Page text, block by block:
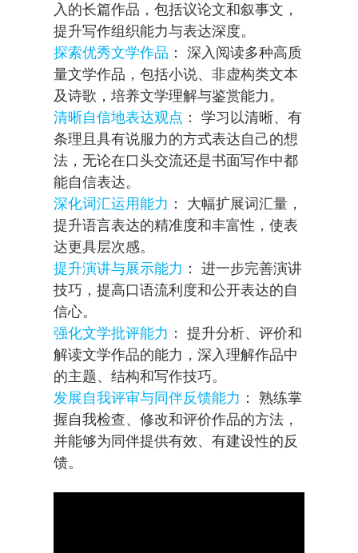
入的长篇作品，包括议论文和叙事文，
提升写作组织能力与表达深度。
探索优秀文学作品 ： 深入阅读多种高质
量文学作品，包括小说、非虚构类文本
及诗歌，培养文学理解与鉴赏能力。
清晰自信地表达观点 ： 学习以清晰、有
条理且具有说服力的方式表达自己的想
法，无论在口头交流还是书面写作中都
能自信表达。
深化词汇运用能力 ： 大幅扩展词汇量，
提升语言表达的精准度和丰富性，使表
达更具层次感。
提升演讲与展示能力 ： 进一步完善演讲
技巧，提高口语流利度和公开表达的自
信心。
强化文学批评能力 ： 提升分析、评价和
解读文学作品的能力，深入理解作品中
的主题、结构和写作技巧。
发展自我评审与同伴反馈能力 ： 熟练掌
握自我检查、修改和评价作品的方法，
并能够为同伴提供有效、有建设性的反
馈。